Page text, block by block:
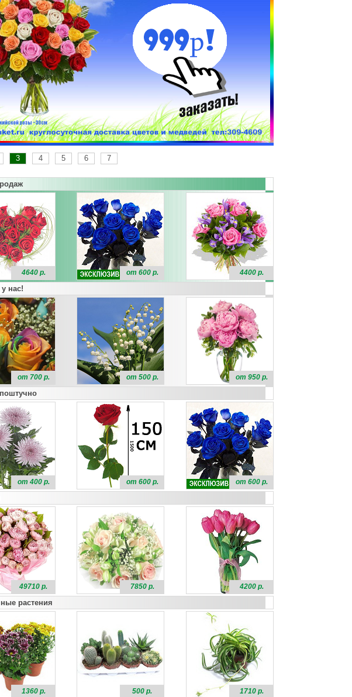
3 4 5 6 7
4640 р. от 600 р. 4400 р.
нас!
от 700 р. от 500 р. от 950 р.
от 400 р. от 600 р. от 600 р.
49710 р. 7850 р. 4200 р.
растения
1360 р. 500 р.
1710 р.